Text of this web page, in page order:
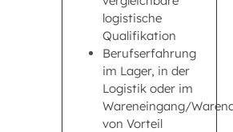
logistische
Qualifikation
Berufserfahrung
im Lager, in der
Logistik oder im
Wareneingang/
von Vorteil